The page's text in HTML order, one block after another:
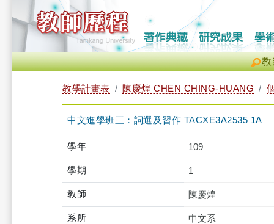
教
教學計畫表 陳慶煌 CHEN CHING-HUANG
中文進學班三：詞選及習作 TACXE3A2535 1A
學年 109
學期 1
教師 陳慶煌
系所 中文系